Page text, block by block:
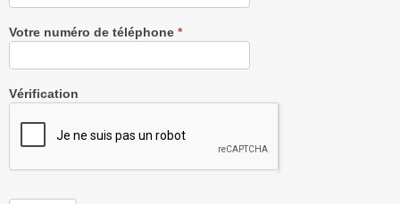
Votre numéro de téléphone *
Vérification